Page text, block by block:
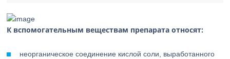
К вспомогательным веществам препарата относят:
неорганическое соединение кислой соли, выработанного